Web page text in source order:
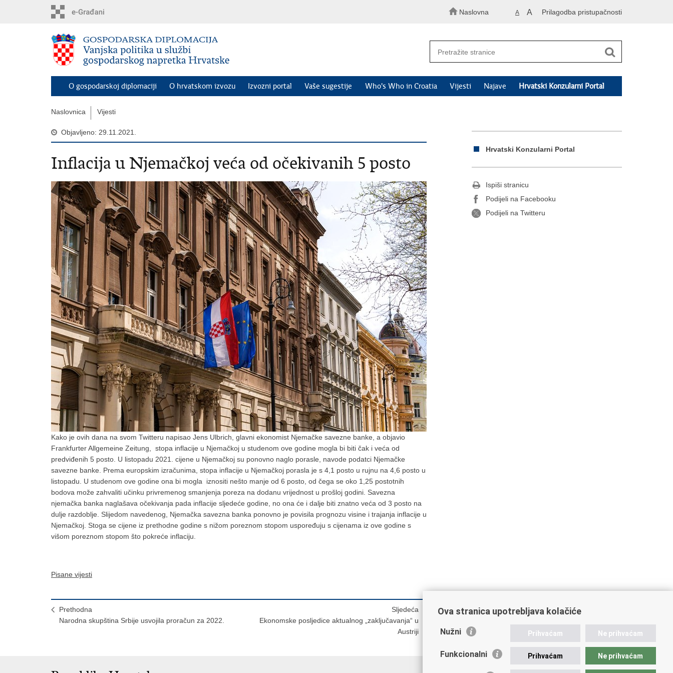
Naslovna A A Prilagodba pristupačnosti
O gospodarskoj diplomaciji O hrvatskom izvozu Izvozni portal Vaše sugestije Who's Who in Croatia Vijesti Najave Hrvatski Konzularni Portal
Naslovnica Vijesti
Objavljeno: 29.11.2021.
Inflacija u Njemačkoj veća od očekivanih 5 posto
Kako je ovih dana na svom Twitteru napisao Jens Ulbrich, glavni ekonomist Njemačke savezne banke, a objavio
Frankfurter Allgemeine Zeitung, stopa inflacije u Njemačkoj u studenom ove godine mogla bi biti čak i veća od
predviđenih 5 posto. U listopadu 2021. cijene u Njemačkoj su ponovno naglo porasle, navode podatci Njemačke
savezne banke. Prema europskim izračunima, stopa inflacije u Njemačkoj porasla je s 4,1 posto u rujnu na 4,6 posto u
listopadu. U studenom ove godine ona bi mogla iznositi nešto manje od 6 posto, od čega se oko 1,25 postotnih
bodova može zahvaliti učinku privremenog smanjenja poreza na dodanu vrijednost u prošloj godini. Savezna
njemačka banka naglašava očekivanja pada inflacije sljedeće godine, no ona će i dalje biti znatno veća od 3 posto na
dulje razdoblje. Slijedom navedenog, Njemačka savezna banka ponovno je povisila prognozu visine i trajanja inflacije u
Njemačkoj. Stoga se cijene iz prethodne godine s nižom poreznom stopom uspoređuju s cijenama iz ove godine s
višom poreznom stopom što pokreće inflaciju.
Pisane vijesti
Prethodna
Narodna skupština Srbije usvojila proračun za 2022.
Sljedeća
Ekonomske posljedice aktualnog „zaključavanja“ u
Austriji
Hrvatski Konzularni Portal
Ispiši stranicu
Podijeli na Facebooku
Podijeli na Twitteru
Ova stranica upotrebljava kolačiće
Nužni Prihvaćam Ne prihvaćam
Funkcionalni Prihvaćam Ne prihvaćam